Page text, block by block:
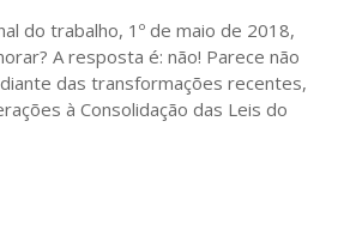
do trabalho, 1º de maio de 2018,
A resposta é: não! Parece não
das transformações recentes,
à Consolidação das Leis do